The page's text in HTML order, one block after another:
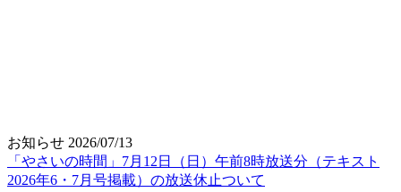
お知らせ 2026/07/13
「やさいの時間」7月12日（日）午前8時放送分（テキスト
2026年6・7月号掲載）の放送休止ついて